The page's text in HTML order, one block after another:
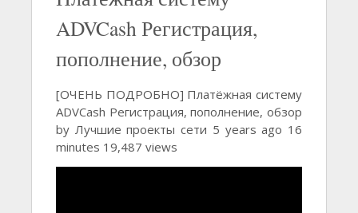
ADVCash Регистрация,
пополнение, обзор
[ОЧЕНЬ ПОДРОБНО] Платёжная систему
ADVCash Регистрация, пополнение, обзор
by Лучшие проекты сети 5 years ago 16
minutes 19,487 views